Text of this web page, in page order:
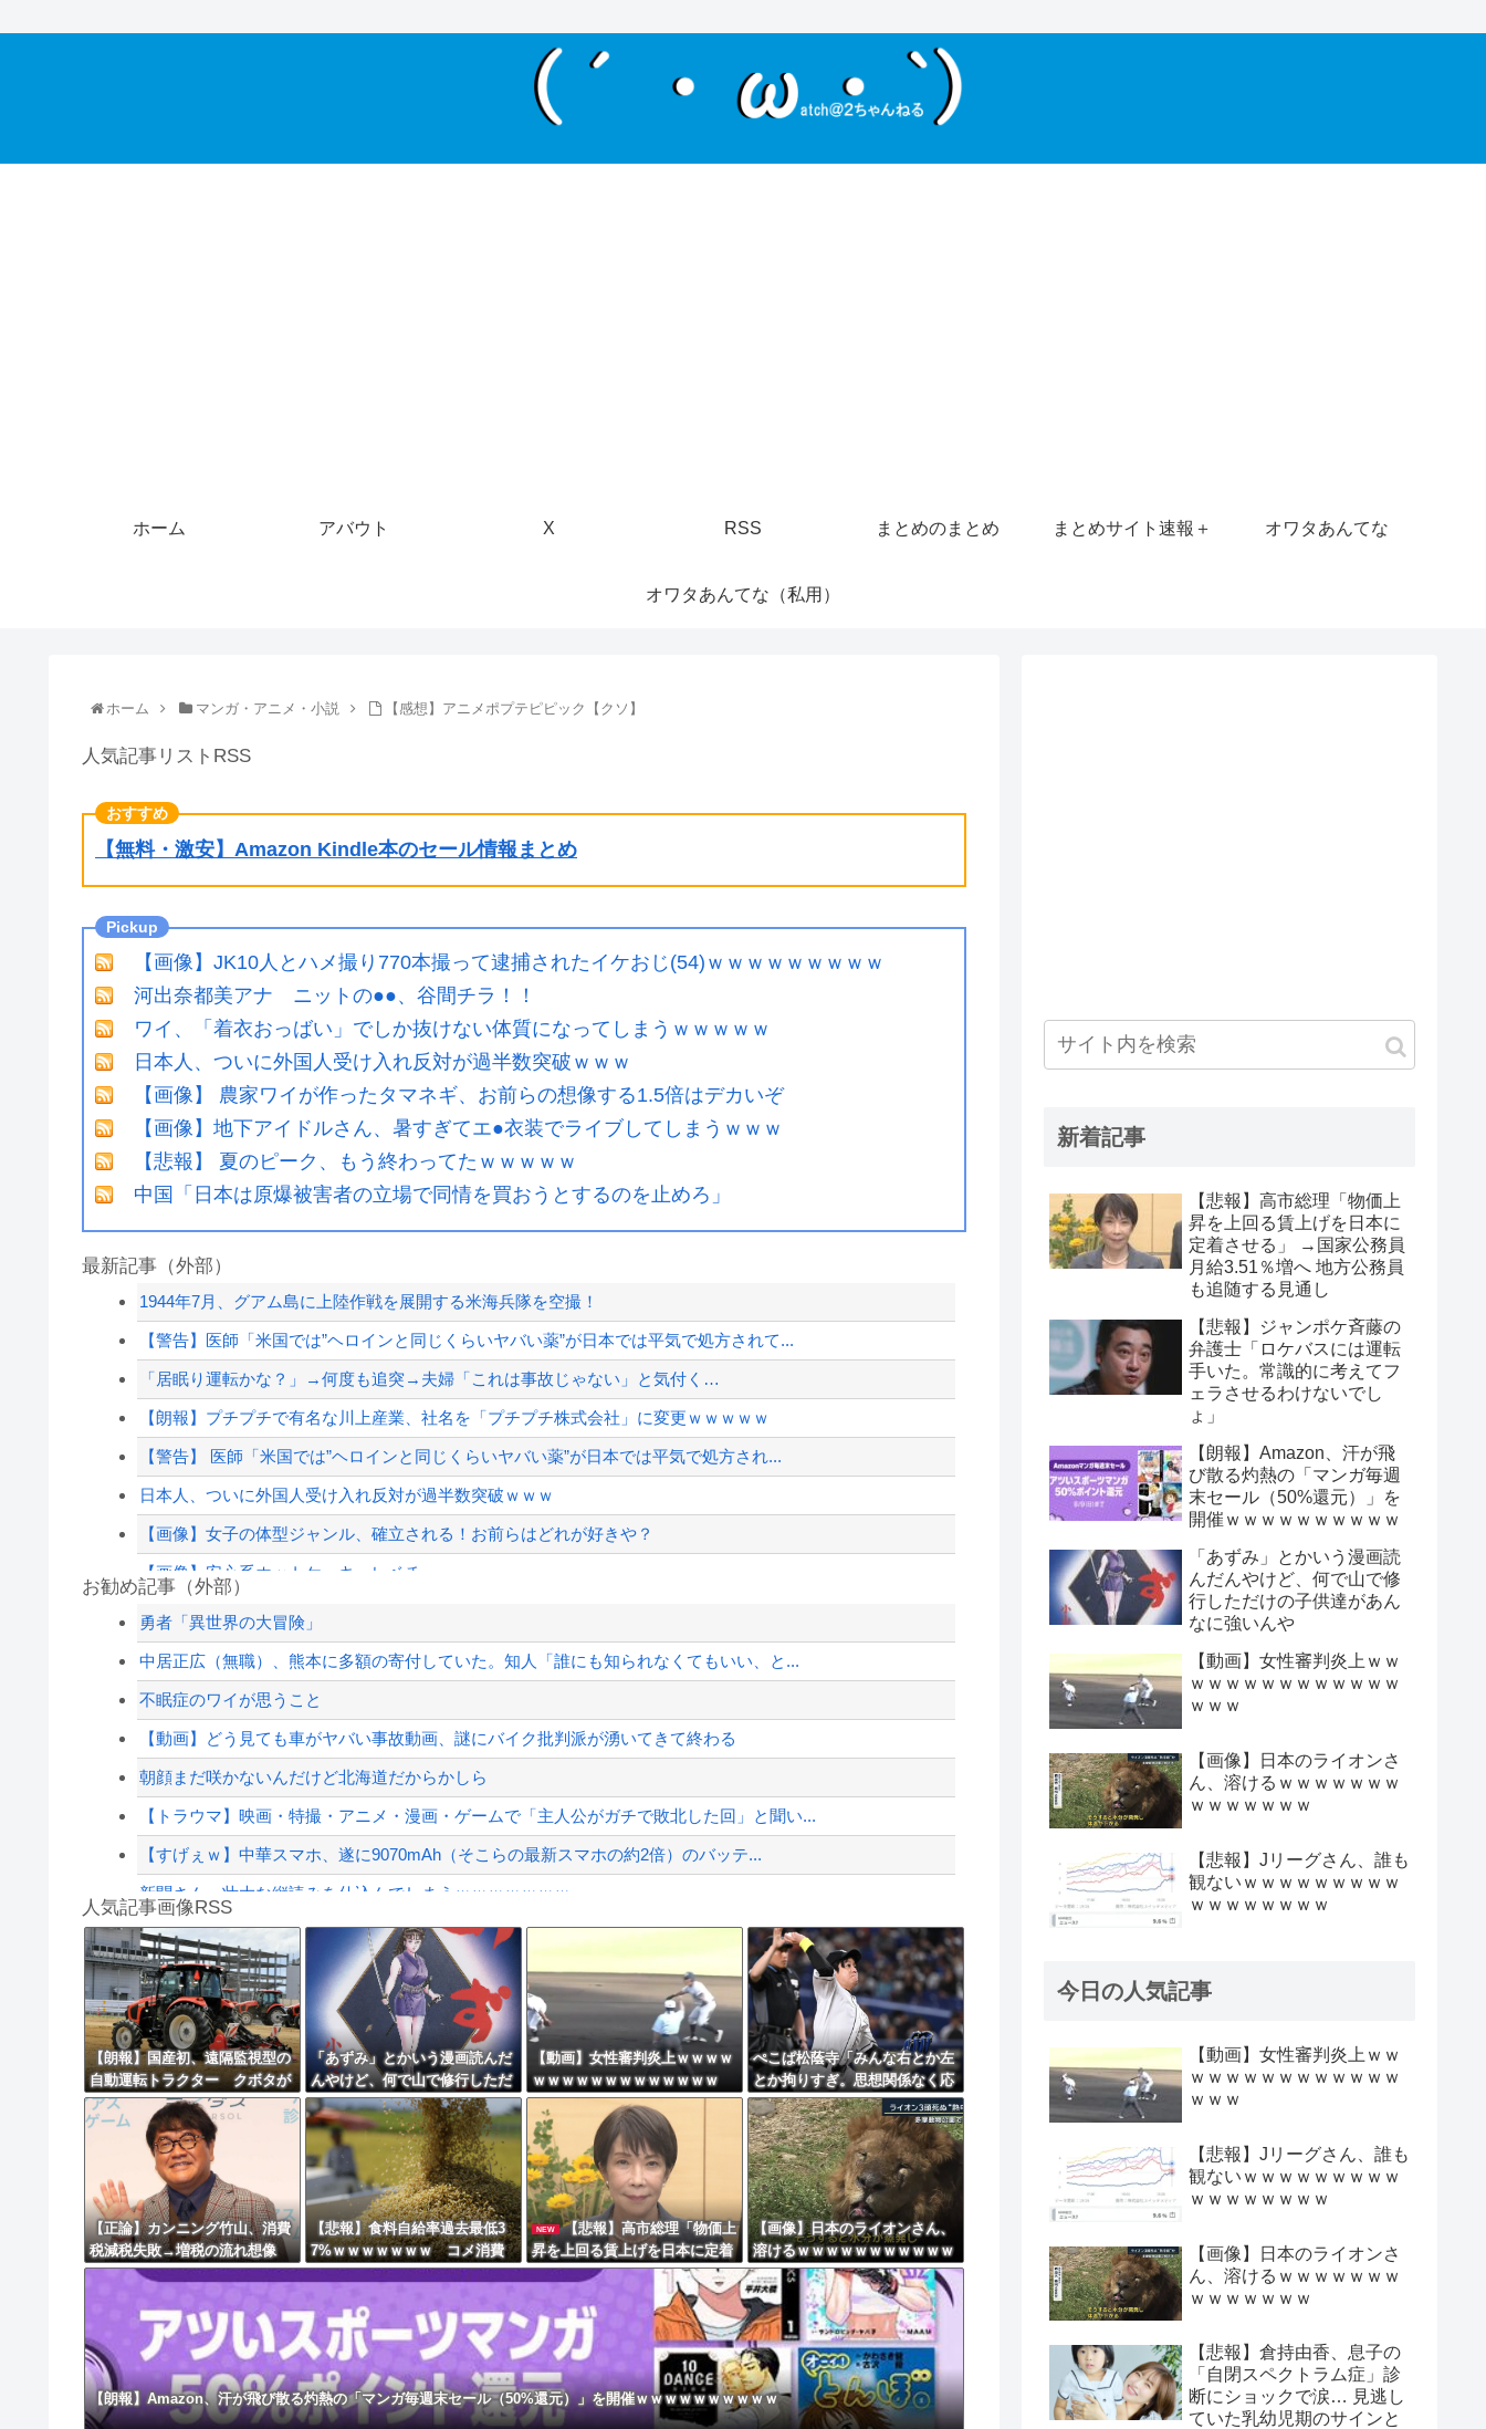
ホーム アバウト X RSS まとめのまとめ まとめサイト速報＋ オワタあんてな
オワタあんてな（私用）
ホーム マンガ・アニメ・小説 【感想】アニメポプテピピック【クソ】
人気記事リストRSS
【無料・激安】Amazon Kindle本のセール情報まとめ
【画像】JK10人とハメ撮り770本撮って逮捕されたイケおじ(54)ｗｗｗｗｗｗｗｗｗ
河出奈都美アナ ニットの●●、谷間チラ！！
ワイ、「着衣おっばい」でしか抜けない体質になってしまうｗｗｗｗｗ
日本人、ついに外国人受け入れ反対が過半数突破ｗｗｗ
【画像】 農家ワイが作ったタマネギ、お前らの想像する1.5倍はデカいぞ
【画像】地下アイドルさん、暑すぎてエ●衣装でライブしてしまうｗｗｗ
【悲報】 夏のピーク、もう終わってたｗｗｗｗｗ
中国「日本は原爆被害者の立場で同情を買おうとするのを止めろ」
最新記事（外部）
1944年7月、グアム島に上陸作戦を展開する米海兵隊を空撮！
【警告】医師「米国では”ヘロインと同じくらいヤバい薬”が日本では平気で処方されて...
「居眠り運転かな？」→何度も追突→夫婦「これは事故じゃない」と気付く…
【朗報】プチプチで有名な川上産業、社名を「プチプチ株式会社」に変更ｗｗｗｗｗ
【警告】 医師「米国では”ヘロインと同じくらいヤバい薬”が日本では平気で処方され...
日本人、ついに外国人受け入れ反対が過半数突破ｗｗｗ
【画像】女子の体型ジャンル、確立される！お前らはどれが好きや？
【画像】安心系ホットケーキ、レベチ
中国海警局と中国海軍の船が衝突で2人死亡、事故から約1年を経て公表…南シナ海でフ...
【画像】宇多田ヒカルさん、任天堂CMでとんでもない服を着てしまうｗｗｗｗ
ジャンポケ斎藤と代理人のやりとり、「地獄すぎて完全にコントになってる……」と衝撃...
【悲報】大物Youtuber、破局を発表😭
【配信者】「金バエ」のSNS更新が1週間途絶え、様々な憶測が飛び交う。1週間ぶり...
【緊急速報】NYで警官が黒人男性の首を絞め、暴動第二波不可避へ
Powered by livedoor 相互RSS
お勧め記事（外部）
勇者「異世界の大冒険」
中居正広（無職）、熊本に多額の寄付していた。知人「誰にも知られなくてもいい、と...
不眠症のワイが思うこと
【動画】どう見ても車がヤバい事故動画、謎にバイク批判派が湧いてきて終わる
朝顔まだ咲かないんだけど北海道だからかしら
【トラウマ】映画・特撮・アニメ・漫画・ゲームで「主人公がガチで敗北した回」と聞い...
【すげぇｗ】中華スマホ、遂に9070mAh（そこらの最新スマホの約2倍）のバッテ...
新聞さん、壮大な縦読みを仕込んでしまうｗｗｗｗｗｗｗ
某有名な外国系の公益法人で窓口受付をやったとき、シフト外しみたいな人をシフト表で...
【動画】ロシア軍のドローンをネット発射装置で撃墜するウクライナ。
8/4のニュース
日本旅行キャンセルすべきか…1万年ぶり史上最大級の火山の兆し＝韓国の反応
更新中止のお知らせ
海外「おめでとうタキ！」リヴァプール南野がバースデーゴール！！
Powered by livedoor 相互RSS
人気記事画像RSS
【朗報】国産初、遠隔監視型の
自動運転トラクター クボタが
来春に発売！！！
「あずみ」とかいう漫画読んだ
んやけど、何で山で修行しただ
けの子供達があんなに強いんや
【動画】女性審判炎上ｗｗｗｗ
ｗｗｗｗｗｗｗｗｗｗｗｗｗ
ぺこぱ松蔭寺「みんな右とか左
とか拘りすぎ。思想関係なく応
援しようよ」
【正論】カンニング竹山、消費
税減税失敗→増税の流れ想像
「次誰が総理やりたいと思いま
【悲報】食料自給率過去最低3
7%ｗｗｗｗｗｗｗ コメ消費
減響く・・・
NEW
【悲報】高市総理「物価上
昇を上回る賃上げを日本に定着
させる」 →国家公務員月給3.5
1％増へ 地方公務員も追随する
見通し
【画像】日本のライオンさん、
溶けるｗｗｗｗｗｗｗｗｗｗｗ
ｗｗｗ
【朗報】Amazon、汗が飛び散る灼熱の「マンガ毎週末セール（50%還元）」を開催ｗｗｗｗｗｗｗｗｗｗ
新着記事
【悲報】高市総理「物価上
昇を上回る賃上げを日本に
定着させる」 →国家公務員
月給3.51％増へ 地方公務員
も追随する見通し
【悲報】ジャンポケ斉藤の
弁護士「ロケバスには運転
手いた。常識的に考えてフ
ェラさせるわけないでし
ょ」
【朗報】Amazon、汗が飛
び散る灼熱の「マンガ毎週
末セール（50%還元）」を
開催ｗｗｗｗｗｗｗｗｗｗ
「あずみ」とかいう漫画読
んだんやけど、何で山で修
行しただけの子供達があん
なに強いんや
【動画】女性審判炎上ｗｗ
ｗｗｗｗｗｗｗｗｗｗｗｗ
ｗｗｗ
【画像】日本のライオンさ
ん、溶けるｗｗｗｗｗｗｗ
ｗｗｗｗｗｗｗ
【悲報】Jリーグさん、誰も
観ないｗｗｗｗｗｗｗｗｗ
ｗｗｗｗｗｗｗｗ
今日の人気記事
【動画】女性審判炎上ｗｗ
ｗｗｗｗｗｗｗｗｗｗｗｗ
ｗｗｗ
【悲報】Jリーグさん、誰も
観ないｗｗｗｗｗｗｗｗｗ
ｗｗｗｗｗｗｗｗ
【画像】日本のライオンさ
ん、溶けるｗｗｗｗｗｗｗ
ｗｗｗｗｗｗｗ
【悲報】倉持由香、息子の
「自閉スペクトラム症」診
断にショックで涙… 見逃し
ていた乳幼児期のサインと